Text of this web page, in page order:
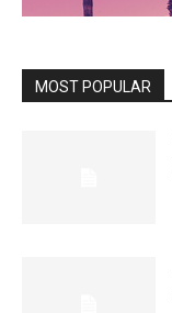
MOST POPULAR